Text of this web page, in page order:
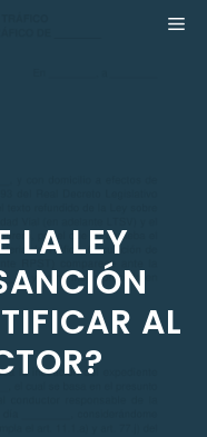
LA LEY
AL